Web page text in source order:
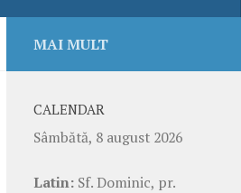
MAI MULT
CALENDAR
Sâmbătă, 8 august 2026
Latin: Sf. Dominic, pr.